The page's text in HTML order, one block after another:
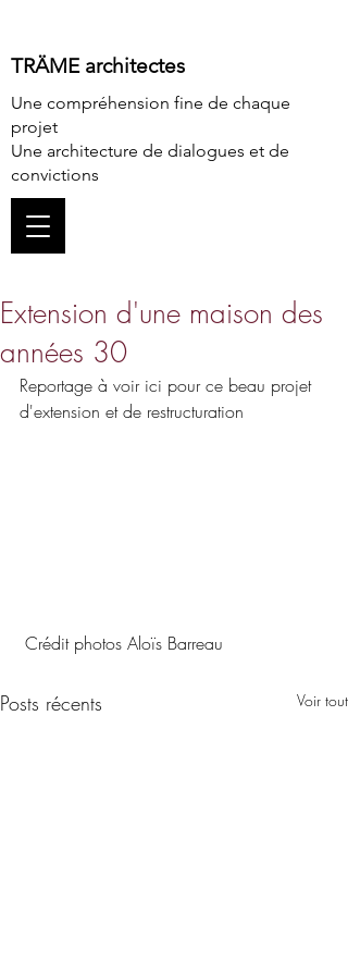
TRÄME architectes
Une compréhension fine de chaque
projet
Une architecture de dialogues et de
convictions
Extension d'une maison des
années 30
Reportage à voir ici pour ce beau projet
d'extension et de restructuration
Crédit photos Aloïs Barreau
Posts récents Voir tout